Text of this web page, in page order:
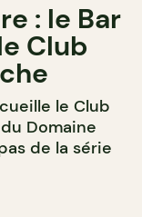
: le Bar
Club
le Club
Domaine
de la série